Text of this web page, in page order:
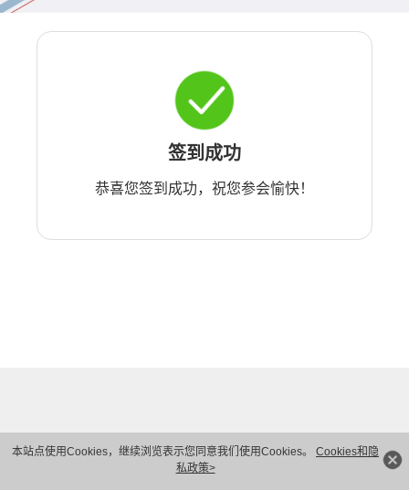
本站点使用Cookies，继续浏览表示您同意我们使用Cookies。 Cookies和隐
私政策>
签到成功
恭喜您签到成功，祝您参会愉快！